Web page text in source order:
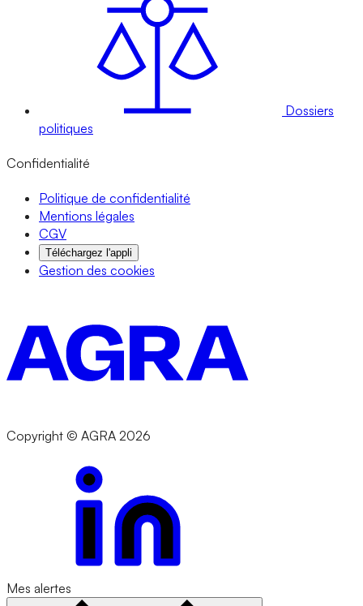
Dossiers
politiques
Confidentialité
Politique de confidentialité
Mentions légales
CGV
Téléchargez l'appli
Gestion des cookies
Copyright © AGRA 2026
Mes alertes